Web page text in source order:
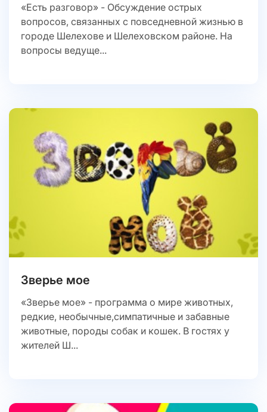
«Есть разговор» - Обсуждение острых
вопросов, связанных с повседневной жизнью в
городе Шелехове и Шелеховском районе. На
вопросы ведуще...
Зверье мое
«Зверье мое» - программа о мире животных,
редкие, необычные,симпатичные и забавные
животные, породы собак и кошек. В гостях у
жителей Ш...